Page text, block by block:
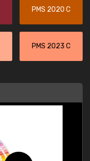
PMS 2020 C
PMS 2023 C